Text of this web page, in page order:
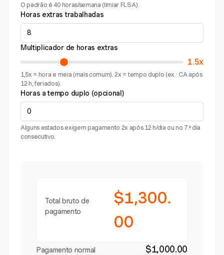
O padrão é 40 horas/semana (limiar FLSA).
Horas extras trabalhadas
Multiplicador de horas extras
1.5x
1,5x = hora e meia (mais comum). 2x = tempo duplo (ex.: CA após
12 h, feriados).
Horas a tempo duplo (opcional)
Alguns estados exigem pagamento 2x após 12 h/dia ou no 7.º dia
consecutivo.
Total bruto de
pagamento
$1,300.
00
Pagamento normal $1,000.00